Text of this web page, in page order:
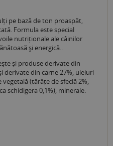
pe bază de ton proaspăt,
Formula este special
nutriționale ale câinilor
și energică..
și produse derivate din
derivate din carne 27%, uleiuri
(tărâțe de sfeclă 2%,
schidigera 0,1%), minerale.